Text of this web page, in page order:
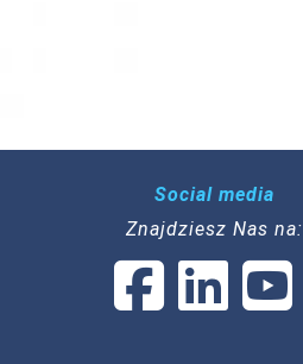
Social media
Znajdziesz Nas na: